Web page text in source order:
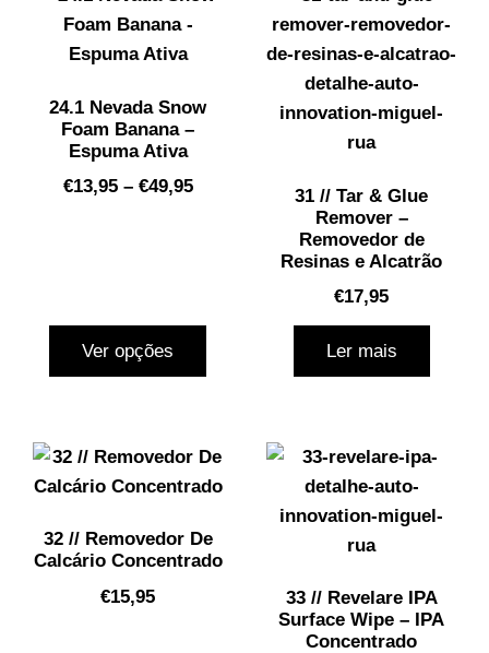
24.1 Nevada Snow
Foam Banana –
Espuma Ativa
€13,95 – €49,95
Ver opções
31 // Tar & Glue
Remover –
Removedor de
Resinas e Alcatrão
€17,95
Ler mais
32 // Removedor De
Calcário Concentrado
€15,95
33 // Revelare IPA
Surface Wipe – IPA
Concentrado